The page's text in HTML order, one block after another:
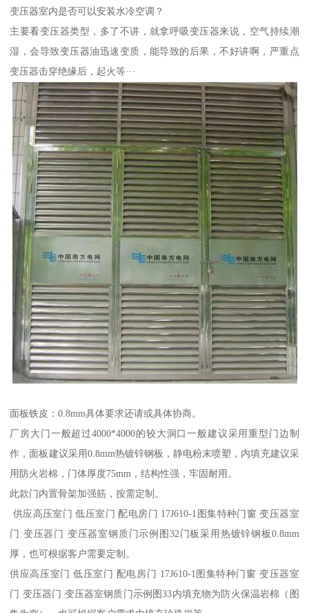
变压器室内是否可以安装水冷空调？
主要看变压器类型，多了不讲，就拿呼吸变压器来说，空气持续潮
湿，会导致变压器油迅速变质，能导致的后果，不好讲啊，严重点
变压器击穿绝缘后，起火等···
面板铁皮：0.8mm具体要求还请或具体协商。
厂房大门一般超过4000*4000的较大洞口一般建议采用重型门边制
作，面板建议采用0.8mm热镀锌钢板，静电粉末喷塑，内填充建议采
用防火岩棉，门体厚度75mm，结构性强，牢固耐用。
此款门内置骨架加强筋，按需定制。
供应高压室门 低压室门 配电房门 17J610-1图集特种门窗 变压器室
门 变压器门 变压器室钢质门示例图32门板采用热镀锌钢板0.8mm
厚，也可根据客户需要定制。
供应高压室门 低压室门 配电房门 17J610-1图集特种门窗 变压器室
门 变压器门 变压器室钢质门示例图33内填充物为防火保温岩棉（图